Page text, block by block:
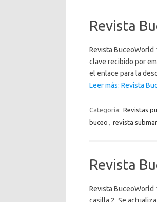
Revista
Revista BuceoWorld
clave recibido por
el enlace para la
Leer más: Revista
Categoría: Revistas
buceo , revista
Revista
Revista BuceoWorld